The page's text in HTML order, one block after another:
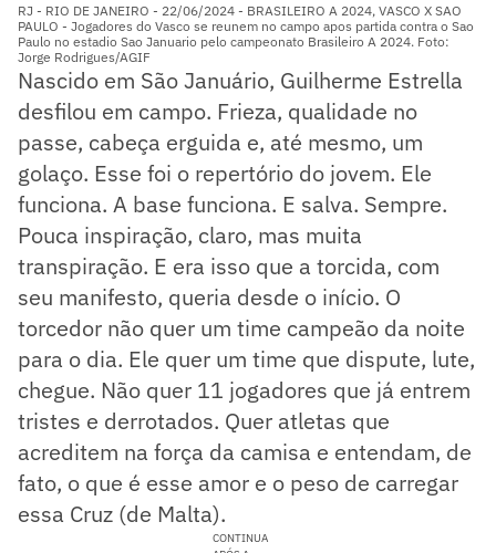
RJ - RIO DE JANEIRO - 22/06/2024 - BRASILEIRO A 2024, VASCO X SAO
PAULO - Jogadores do Vasco se reunem no campo apos partida contra o Sao
Paulo no estadio Sao Januario pelo campeonato Brasileiro A 2024. Foto:
Jorge Rodrigues/AGIF
Nascido em São Januário, Guilherme Estrella
desfilou em campo. Frieza, qualidade no
passe, cabeça erguida e, até mesmo, um
golaço. Esse foi o repertório do jovem. Ele
funciona. A base funciona. E salva. Sempre.
Pouca inspiração, claro, mas muita
transpiração. E era isso que a torcida, com
seu manifesto, queria desde o início. O
torcedor não quer um time campeão da noite
para o dia. Ele quer um time que dispute, lute,
chegue. Não quer 11 jogadores que já entrem
tristes e derrotados. Quer atletas que
acreditem na força da camisa e entendam, de
fato, o que é esse amor e o peso de carregar
essa Cruz (de Malta).
CONTINUA